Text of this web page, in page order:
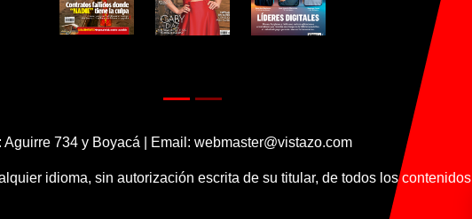
734 y Boyacá | Email: webmaster@vistazo.com
idioma, sin autorización escrita de su titular, de todos los contenidos